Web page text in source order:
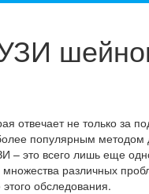
отвечает не только за
популярным
– это всего лишь еще
различных
обследования.